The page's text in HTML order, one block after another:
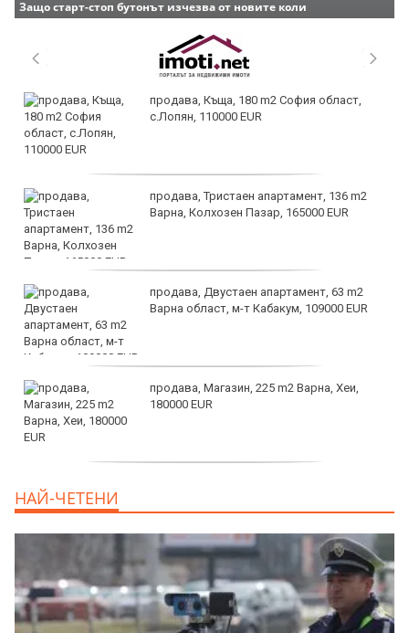
Защо старт-стоп бутонът изчезва от новите коли
продава, Къща, 180 m2 София област,
с.Лопян, 110000 EUR
продава, Тристаен апартамент, 136 m2
Варна, Колхозен Пазар, 165000 EUR
продава, Двустаен апартамент, 63 m2
Варна област, м-т Кабакум, 109000 EUR
продава, Магазин, 225 m2 Варна, Хеи,
180000 EUR
НАЙ-ЧЕТЕНИ